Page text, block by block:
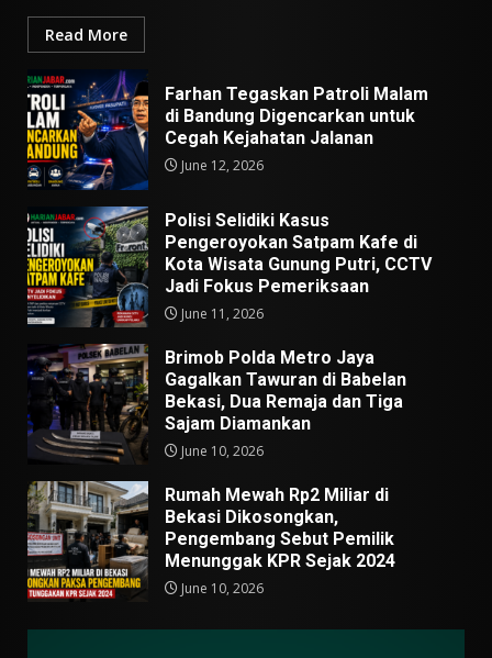
Read More
Farhan Tegaskan Patroli Malam
di Bandung Digencarkan untuk
Cegah Kejahatan Jalanan
June 12, 2026
Polisi Selidiki Kasus
Pengeroyokan Satpam Kafe di
Kota Wisata Gunung Putri, CCTV
Jadi Fokus Pemeriksaan
June 11, 2026
Brimob Polda Metro Jaya
Gagalkan Tawuran di Babelan
Bekasi, Dua Remaja dan Tiga
Sajam Diamankan
June 10, 2026
Rumah Mewah Rp2 Miliar di
Bekasi Dikosongkan,
Pengembang Sebut Pemilik
Menunggak KPR Sejak 2024
June 10, 2026